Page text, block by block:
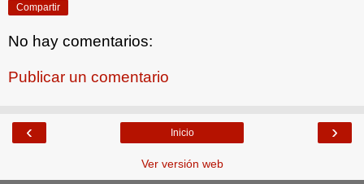
Compartir
No hay comentarios:
Publicar un comentario
‹ ›
Inicio
Ver versión web